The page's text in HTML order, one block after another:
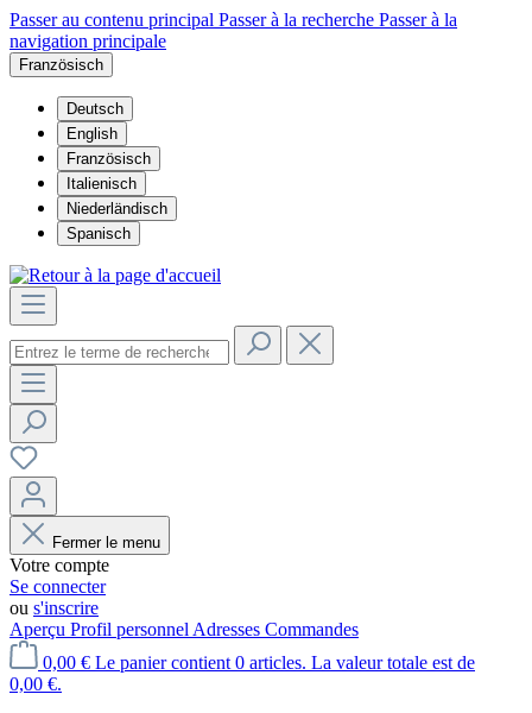
Passer au contenu principal Passer à la recherche Passer à la
navigation principale
Französisch
Deutsch
English
Französisch
Italienisch
Niederländisch
Spanisch
Fermer le menu
Votre compte
Se connecter
ou s'inscrire
Aperçu Profil personnel Adresses Commandes
0,00 € Le panier contient 0 articles. La valeur totale est de
0,00 €.